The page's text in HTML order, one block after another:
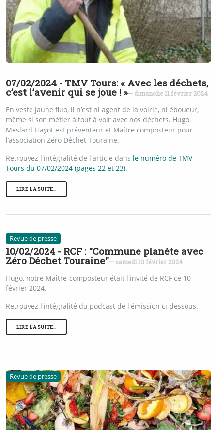
07/02/2024 - TMV Tours: « Avec les déchets,
c’est l’avenir qui se joue ! »— dimanche 11 février 2024
En veste jaune fluo, il n’est ni agent de la voirie, ni éboueur,
même si son métier à tout à voir avec nos déchets. Hugo
Meslard-Hayot est préventeur et Maître composteur pour
l’association Zéro Déchet Touraine.
Retrouvez l'intégralité de l'article dans le numéro de TMV
Tours du 07/02/2024 (pages 22 et 23).
LIRE LA SUITE…
Revue de presse
10/02/2024 - RCF : "Commune planète avec
Zéro Déchet Touraine"— samedi 10 février 2024
Hugo, notre Maître-composteur était l'invité de RCF ce 10
février 2024.
Retrouvez l'intégralité du podcast de l'émission ci-dessous.
LIRE LA SUITE…
Revue de presse